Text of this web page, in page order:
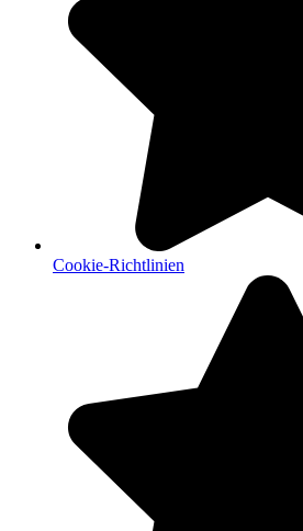
Cookie-Richtlinien